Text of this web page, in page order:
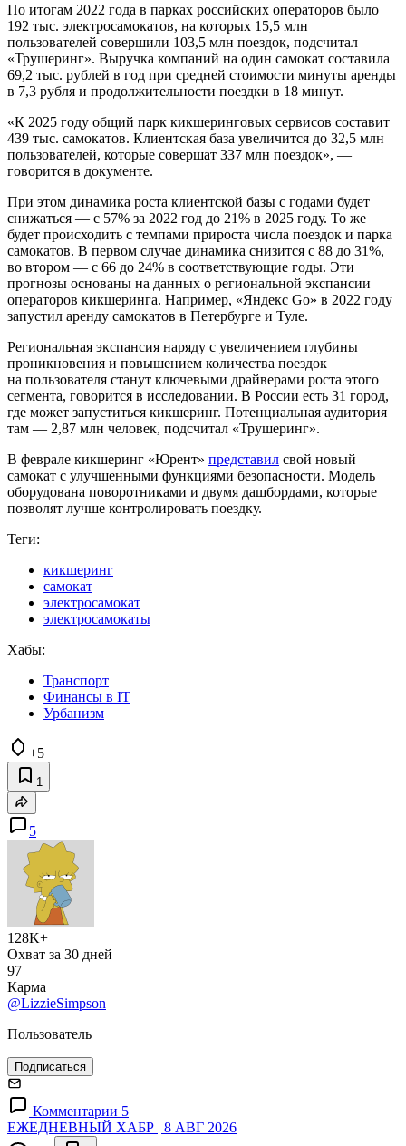
По итогам 2022 года в парках российских операторов было
192 тыс. электросамокатов, на которых 15,5 млн
пользователей совершили 103,5 млн поездок, подсчитал
«Трушеринг». Выручка компаний на один самокат составила
69,2 тыс. рублей в год при средней стоимости минуты аренды
в 7,3 рубля и продолжительности поездки в 18 минут.
«К 2025 году общий парк кикшеринговых сервисов составит
439 тыс. самокатов. Клиентская база увеличится до 32,5 млн
пользователей, которые совершат 337 млн поездок», —
говорится в документе.
При этом динамика роста клиентской базы с годами будет
снижаться — с 57% за 2022 год до 21% в 2025 году. То же
будет происходить с темпами прироста числа поездок и парка
самокатов. В первом случае динамика снизится с 88 до 31%,
во втором — с 66 до 24% в соответствующие годы. Эти
прогнозы основаны на данных о региональной экспансии
операторов кикшеринга. Например, «Яндекс Go» в 2022 году
запустил аренду самокатов в Петербурге и Туле.
Региональная экспансия наряду с увеличением глубины
проникновения и повышением количества поездок
на пользователя станут ключевыми драйверами роста этого
сегмента, говорится в исследовании. В России есть 31 город,
где может запуститься кикшеринг. Потенциальная аудитория
там — 2,87 млн человек, подсчитал «Трушеринг».
В феврале кикшеринг «Юрент» представил свой новый
самокат с улучшенными функциями безопасности. Модель
оборудована поворотниками и двумя дашбордами, которые
позволят лучше контролировать поездку.
Теги:
кикшеринг
самокат
электросамокат
электросамокаты
Хабы:
Транспорт
Финансы в IT
Урбанизм
+5
1
5
128K+
Охват за 30 дней
97
Карма
@LizzieSimpson
Пользователь
Подписаться
Комментарии 5
ЕЖЕДНЕВНЫЙ ХАБР | 8 АВГ 2026